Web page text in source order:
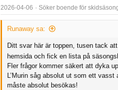
a
c
2026-04-06 Söker boende för
Runaway sa:
Ditt svar här är toppen, tusen tack
hemsida och fick en lista på
Fler frågor kommer säkert att dyka
L’Murin såg absolut ut som ett
måste absolut besökas!